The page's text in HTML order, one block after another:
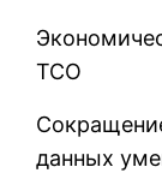
TCO
данных